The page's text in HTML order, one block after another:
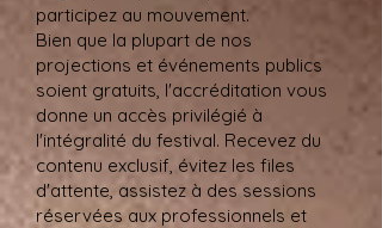
participez au mouvement.
Bien que la plupart de nos
projections et événements publics
soient gratuits, l'accréditation vous
donne un accès privilégié à
l'intégralité du festival. Recevez du
contenu exclusif, évitez les files
d'attente, assistez à des sessions
réservées aux professionnels et